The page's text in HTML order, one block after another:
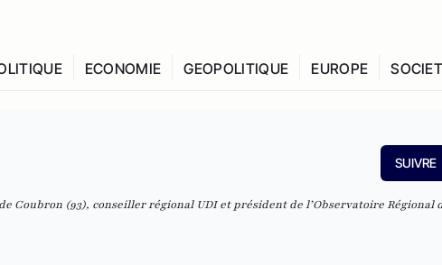
ECONOMIE GEOPOLITIQUE EUROPE
SUIVRE
Coubron (93), conseiller régional UDI et président de l’Observatoire Régional